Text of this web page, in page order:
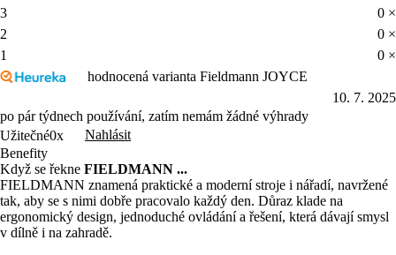
3
0 ×
2
0 ×
1
0 ×
hodnocená varianta Fieldmann JOYCE
10. 7. 2025
po pár týdnech používání, zatím nemám žádné výhrady
Užitečné0x
Nahlásit
Benefity
Když se řekne FIELDMANN ...
FIELDMANN znamená praktické a moderní stroje i nářadí, navržené
tak, aby se s nimi dobře pracovalo každý den. Důraz klade na
ergonomický design, jednoduché ovládání a řešení, která dávají smysl
v dílně i na zahradě.